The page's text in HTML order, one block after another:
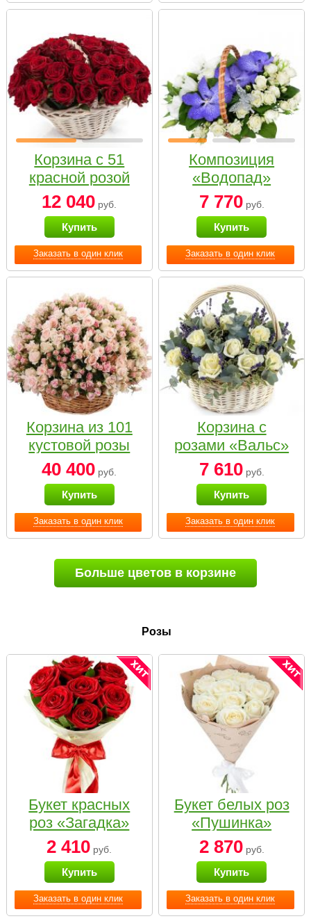
Заказать в один клик
Корзина с 51
красной розой
12 040 руб.
Купить
Заказать в один клик
Композиция
«Водопад»
7 770руб.
Купить
Заказать в один клик
Корзина из 101
кустовой розы
нежных тонов
40 400 руб.
Купить
Заказать в один клик
Корзина с
розами «Вальс»
7 610руб.
Купить
Больше цветов в корзине
Розы
Заказать в один клик
Букет красных
роз «Загадка»
2 410 руб.
Купить
Заказать в один клик
Букет белых роз
«Пушинка»
2 870руб.
Купить